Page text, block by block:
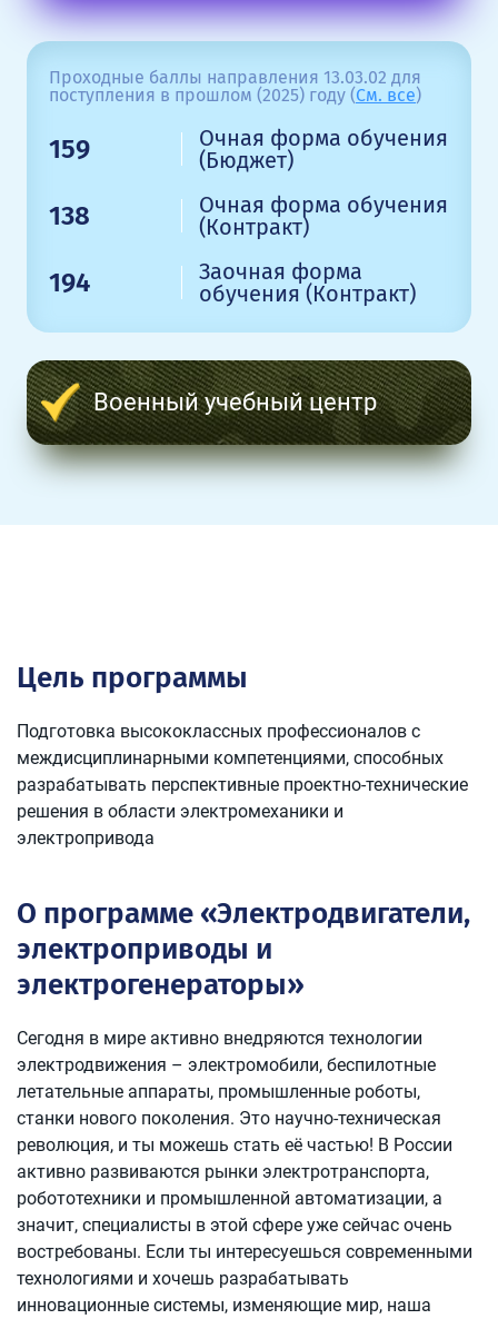
Проходные баллы направления 13.03.02 для
поступления в прошлом (2025) году (См. все)
159
Очная форма обучения
(Бюджет)
138
Очная форма обучения
(Контракт)
194
Заочная форма
обучения (Контракт)
Военный учебный центр
Цель программы
Подготовка высококлассных профессионалов с
междисциплинарными компетенциями, способных
разрабатывать перспективные проектно-технические
решения в области электромеханики и
электропривода
О программе «Электродвигатели,
электроприводы и
электрогенераторы»
Сегодня в мире активно внедряются технологии
электродвижения – электромобили, беспилотные
летательные аппараты, промышленные роботы,
станки нового поколения. Это научно-техническая
революция, и ты можешь стать её частью! В России
активно развиваются рынки электротранспорта,
робототехники и промышленной автоматизации, а
значит, специалисты в этой сфере уже сейчас очень
востребованы. Если ты интересуешься современными
технологиями и хочешь разрабатывать
инновационные системы, изменяющие мир, наша